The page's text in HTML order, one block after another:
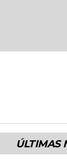
ÚLTIMAS